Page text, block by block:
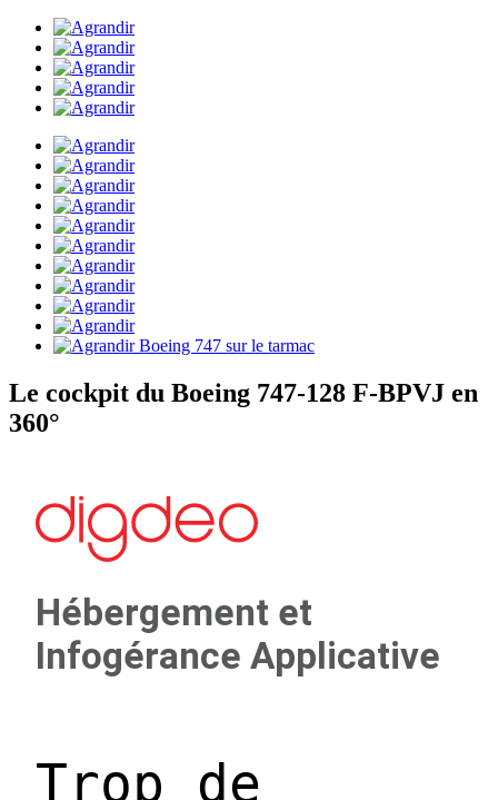
Le cockpit du Boeing 747-128 F-BPVJ en
360°